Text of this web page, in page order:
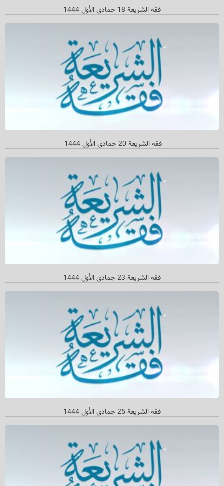
فقه الشریعة 18 جمادي الأول 1444
فقه الشريعة 20 جمادي الأول 1444
فقه الشریعة 23 جمادي الأول 1444
فقه الشريعة 25 جمادي الأول 1444